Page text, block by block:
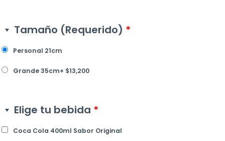
Tamaño (Requerido) *
Personal 21cm
Grande 35cm+ $13,200
Elige tu bebida *
Coca Cola 400ml Sabor Original